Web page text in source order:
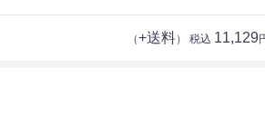
（+送料） 税込 11,129